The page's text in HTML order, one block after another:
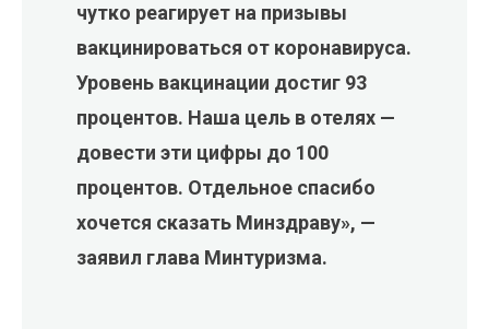
чутко реагирует на призывы
вакцинироваться от коронавируса.
Уровень вакцинации достиг 93
процентов. Наша цель в отелях —
довести эти цифры до 100
процентов. Отдельное спасибо
хочется сказать Минздраву», —
заявил глава Минтуризма.